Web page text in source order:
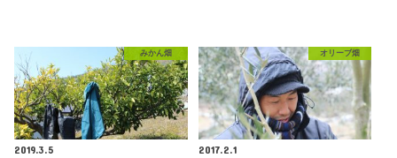
みかん畑
2019.3.5
オリーブ畑
2017.2.1